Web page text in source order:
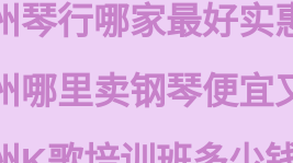
琴行哪家最好实
哪里卖钢琴便宜